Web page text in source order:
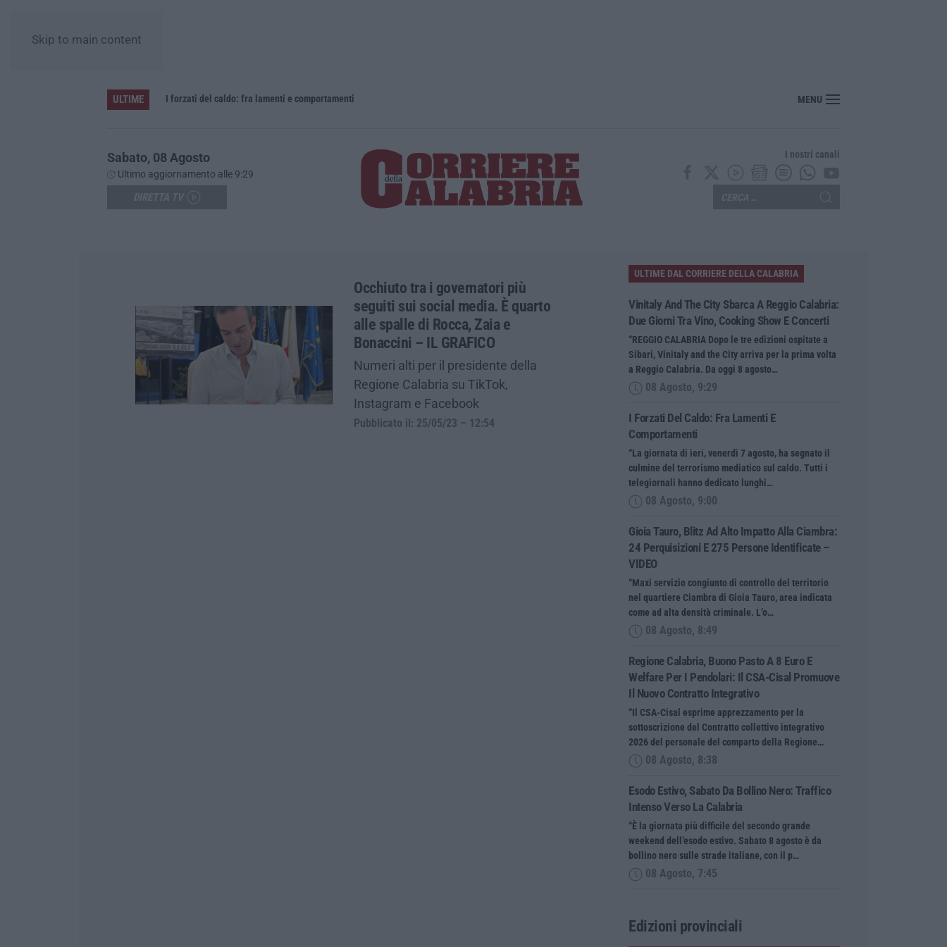
Skip to main content
ULTIME I forzati del caldo: fra lamenti e comportamenti MENU
Sabato, 08 Agosto
Ultimo aggiornamento alle 9:29
I nostri canali
Occhiuto tra i governatori più
seguiti sui social media. È quarto
alle spalle di Rocca, Zaia e
Bonaccini – IL GRAFICO
Numeri alti per il presidente della
Regione Calabria su TikTok,
Instagram e Facebook
Pubblicato il: 25/05/23 – 12:54
ULTIME DAL CORRIERE DELLA CALABRIA
Vinitaly And The City Sbarca A Reggio Calabria:
Due Giorni Tra Vino, Cooking Show E Concerti
“REGGIO CALABRIA Dopo le tre edizioni ospitate a
Sibari, Vinitaly and the City arriva per la prima volta
a Reggio Calabria. Da oggi 8 agosto…
08 Agosto, 9:29
I Forzati Del Caldo: Fra Lamenti E
Comportamenti
“La giornata di ieri, venerdì 7 agosto, ha segnato il
culmine del terrorismo mediatico sul caldo. Tutti i
telegiornali hanno dedicato lunghi…
08 Agosto, 9:00
Gioia Tauro, Blitz Ad Alto Impatto Alla Ciambra:
24 Perquisizioni E 275 Persone Identificate –
VIDEO
“Maxi servizio congiunto di controllo del territorio
nel quartiere Ciambra di Gioia Tauro, area indicata
come ad alta densità criminale. L’o…
08 Agosto, 8:49
Regione Calabria, Buono Pasto A 8 Euro E
Welfare Per I Pendolari: Il CSA-Cisal Promuove
Il Nuovo Contratto Integrativo
“Il CSA-Cisal esprime apprezzamento per la
sottoscrizione del Contratto collettivo integrativo
2026 del personale del comparto della Regione…
08 Agosto, 8:38
Esodo Estivo, Sabato Da Bollino Nero: Traffico
Intenso Verso La Calabria
“È la giornata più difficile del secondo grande
weekend dell’esodo estivo. Sabato 8 agosto è da
bollino nero sulle strade italiane, con il p…
08 Agosto, 7:45
Edizioni provinciali